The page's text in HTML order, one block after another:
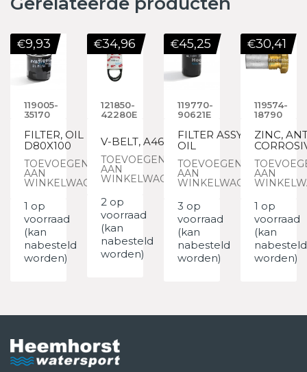
119005-
35170
FILTER, OIL
D80X100
TOEVOEGEN
AAN
WINKELWAGEN
€9,93
1 op
voorraad
(kan
nabesteld
worden)
121850-
42280E
V-BELT, A46
TOEVOEGEN
AAN
WINKELWAGEN
€34,96
2 op
voorraad
(kan
nabesteld
worden)
119770-
90621E
FILTER ASSY,
OIL
TOEVOEGEN
AAN
WINKELWAGEN
€45,25
3 op
voorraad
(kan
nabesteld
worden)
119574-
18790
ZINC,
AAN
€30,41
1 op
voorraad
(kan
nabesteld
worden)